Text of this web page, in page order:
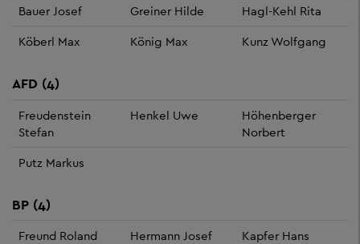
Bauer Josef Greiner Hilde
Hagl-Kehl Rita
Köberl Max
König Max Kunz Wolfgang
AFD (4)
Freudenstein
Stefan
Henkel Uwe
Höhenberger
Norbert
Putz Markus
BP (4)
Freund Roland Hermann Josef
Kapfer Hans